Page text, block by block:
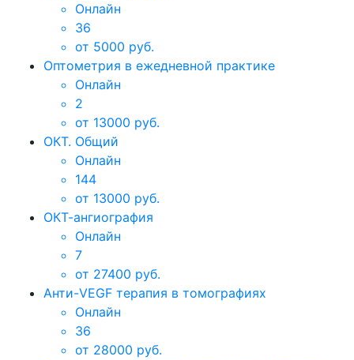
Онлайн
36
от 5000 руб.
Оптометрия в ежедневной практике
Онлайн
2
от 13000 руб.
ОКТ. Общий
Онлайн
144
от 13000 руб.
ОКТ-ангиография
Онлайн
7
от 27400 руб.
Анти-VEGF терапия в томографиях
Онлайн
36
от 28000 руб.